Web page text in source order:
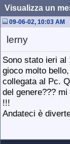
Visualizza un
09-06-02, 10:03 AM
lerny
Sono stato ieri al
gioco molto
collegata al Pc.
del genere???
!!!
Andateci è